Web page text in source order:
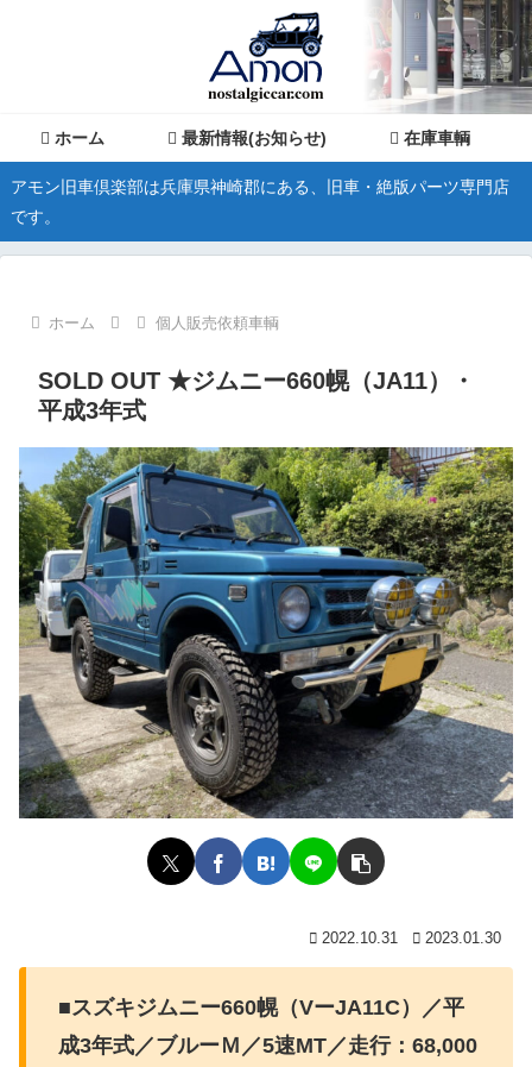
ホーム 最新情報(お知らせ) 在庫車輌
アモン旧車倶楽部は兵庫県神崎郡にある、旧車・絶版パーツ専門店
です。
ホーム 個人販売依頼車輌
SOLD OUT ★ジムニー660幌（JA11）・
平成3年式
2022.10.31 2023.01.30
■スズキジムニー660幌（VーJA11C）／平
成3年式／ブルーＭ／5速MT／走行：68,000